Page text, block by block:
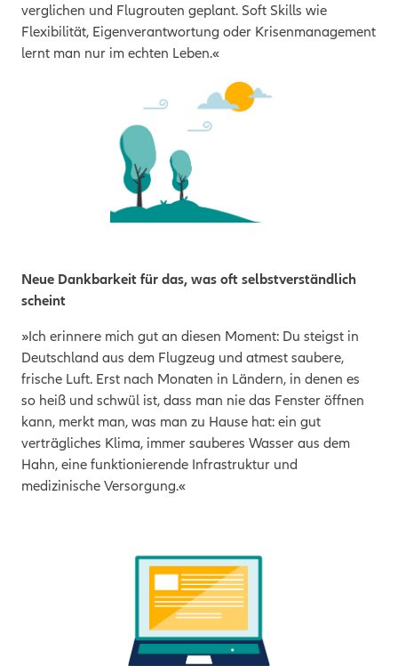
Neue Dankbarkeit für das, was oft selbstverständlich
scheint
»Ich erinnere mich gut an diesen Moment: Du steigst in
Deutschland aus dem Flugzeug und atmest saubere,
frische Luft. Erst nach Monaten in Ländern, in denen es
so heiß und schwül ist, dass man nie das Fenster öffnen
kann, merkt man, was man zu Hause hat: ein gut
verträgliches Klima, immer sauberes Wasser aus dem
Hahn, eine funktionierende Infrastruktur und
medizinische Versorgung.«
verglichen und Flugrouten geplant. Soft Skills wie
Flexibilität, Eigenverantwortung oder Krisenmanagement
lernt man nur im echten Leben.«